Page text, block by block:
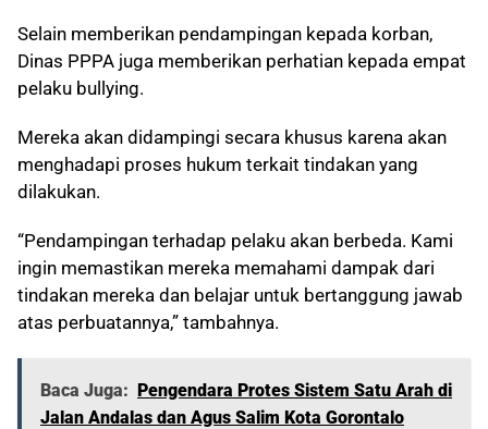
Selain memberikan pendampingan kepada korban,
Dinas PPPA juga memberikan perhatian kepada empat
pelaku bullying.
Mereka akan didampingi secara khusus karena akan
menghadapi proses hukum terkait tindakan yang
dilakukan.
“Pendampingan terhadap pelaku akan berbeda. Kami
ingin memastikan mereka memahami dampak dari
tindakan mereka dan belajar untuk bertanggung jawab
atas perbuatannya,” tambahnya.
Baca Juga: Pengendara Protes Sistem Satu Arah di
Jalan Andalas dan Agus Salim Kota Gorontalo